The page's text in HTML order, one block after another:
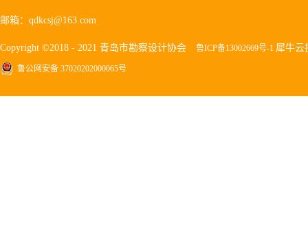
邮箱：qdkcsj@163.com
Copyright ©2018 - 2021 青岛市勘察设计协会 鲁ICP备13002669号-1 犀牛云
鲁公网安备 37020202000065号